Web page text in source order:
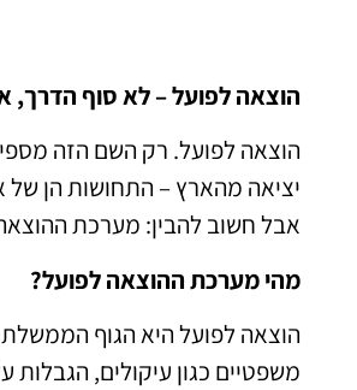
הוצאה לפועל – לא סוף
הוצאה לפועל. רק השם הזה
יציאה מהארץ – התחושות הן של
אבל חשוב להבין: מערכת
מהי מערכת ההוצאה לפועל?
הוצאה לפועל היא הגוף
משפטיים כגון עיקולים, הגבלות